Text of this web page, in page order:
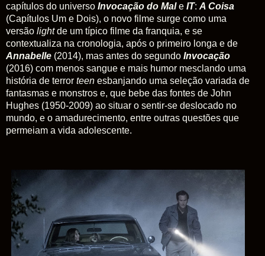
capítulos do universo Invocação do Male IT: A Coisa
(Capítulos Um e Dois), o novo filme surge como uma
versão lightde um típico filme da franquia, e se
contextualiza na cronologia, após o primeiro longa e de
Annabelle (2014), mas antes do segundo Invocação
(2016) com menos sangue e mais humor mesclando uma
história de terror teen esbanjando uma seleção variada de
fantasmas e monstros e, que bebe das fontes de John
Hughes (1950-2009) ao situar o sentir-se deslocado no
mundo, e o amadurecimento, entre outras questões que
permeiam a vida adolescente.